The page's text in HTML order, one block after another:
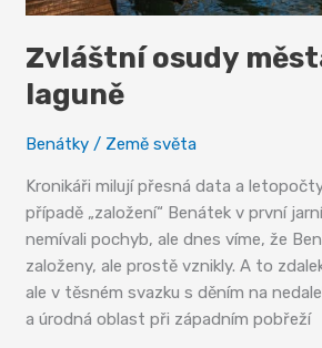
Zvláštní osudy
laguně
Benátky / Země světa
Kronikáři milují přesná data a
případě „založení“ Benátek v první
nemívali pochyb, ale dnes víme, že
založeny, ale prostě vznikly. A to
ale v těsném svazku s děním na
a úrodná oblast při západním pobřeží